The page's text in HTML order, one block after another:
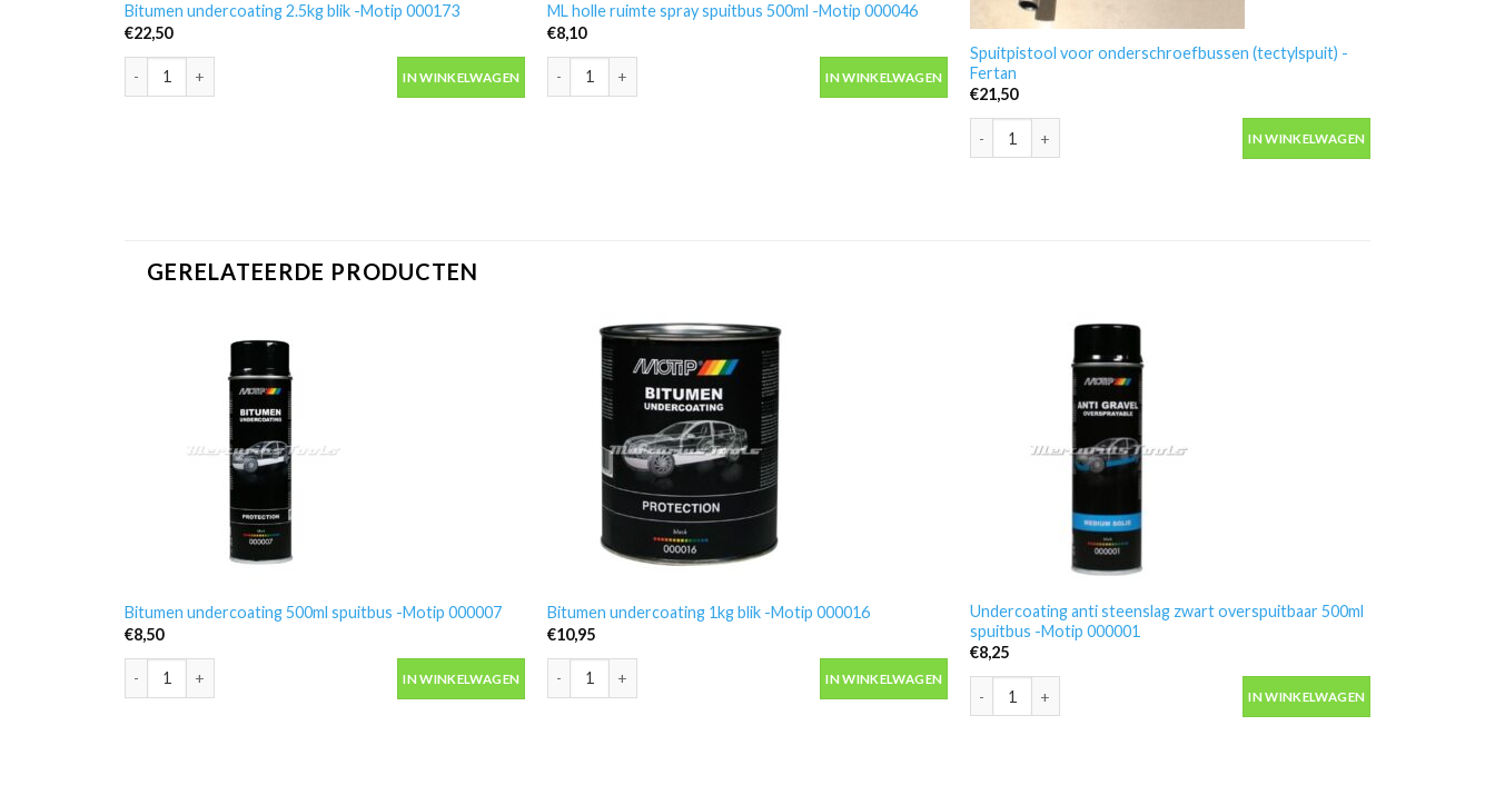
Bitumen undercoating 2.5kg blik -Motip 000173
€22,50
Bitumen undercoating 2.5kg blik -Motip 000173 aantal
IN WINKELWAGEN
ML holle ruimte spray spuitbus 500ml -Motip 000046
€8,10
ML holle ruimte spray spuitbus 500ml -Motip 000046 aantal
IN WINKELWAGEN
Spuitpistool voor onderschroefbussen (tectylspuit) -
Fertan
€21,50
IN WINKELWAGEN
GERELATEERDE PRODUCTEN
Bitumen undercoating 500ml spuitbus -Motip 000007
€8,50
Bitumen undercoating 500ml spuitbus -Motip 000007 aantal
IN WINKELWAGEN
Bitumen undercoating 1kg blik -Motip 000016
€10,95
Bitumen undercoating 1kg blik -Motip 000016 aantal
IN WINKELWAGEN
Undercoating anti steenslag zwart overspuitbaar 500ml
spuitbus -Motip 000001
€8,25
IN WINKELWAGEN